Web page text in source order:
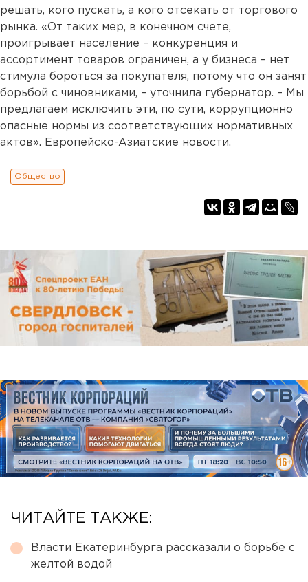
решать, кого пускать, а кого отсекать от торгового
рынка. «От таких мер, в конечном счете,
проигрывает население – конкуренция и
ассортимент товаров ограничен, а у бизнеса – нет
стимула бороться за покупателя, потому что он занят
борьбой с чиновниками, – уточнила губернатор. – Мы
предлагаем исключить эти, по сути, коррупционно
опасные нормы из соответствующих нормативных
актов». Европейско-Азиатские новости.
Общество
ЧИТАЙТЕ ТАКЖЕ:
Власти Екатеринбурга рассказали о борьбе с
желтой водой